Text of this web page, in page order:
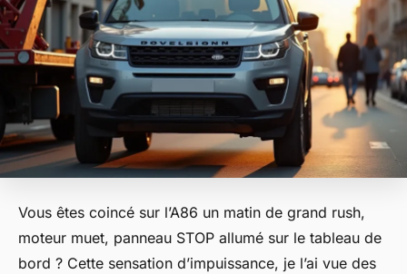
Vous êtes coincé sur l’A86 un matin de grand rush,
moteur muet, panneau STOP allumé sur le tableau de
bord ? Cette sensation d’impuissance, je l’ai vue des